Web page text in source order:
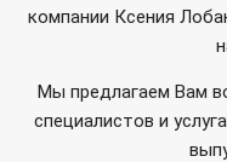
компании Ксения
Мы предлагаем Вам
специалистов и